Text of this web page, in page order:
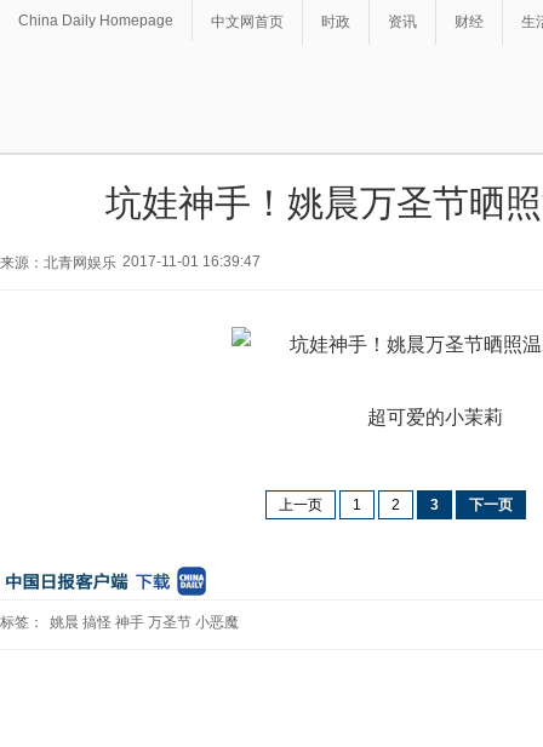
China Daily Homepage 中文网首页 时政 资讯 财经 生
坑娃神手！姚晨万圣节晒
来源：北青网娱乐 2017-11-01 16:39:47
超可爱的小茉莉
上一页 1 2 3 下一页
标签： 姚晨 搞怪 神手 万圣节 小恶魔